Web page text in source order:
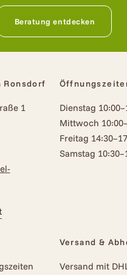
Beratung entdecken
1
Dienstag
Mittwoch
Freitag
Samstag
Versand &
Versand mit